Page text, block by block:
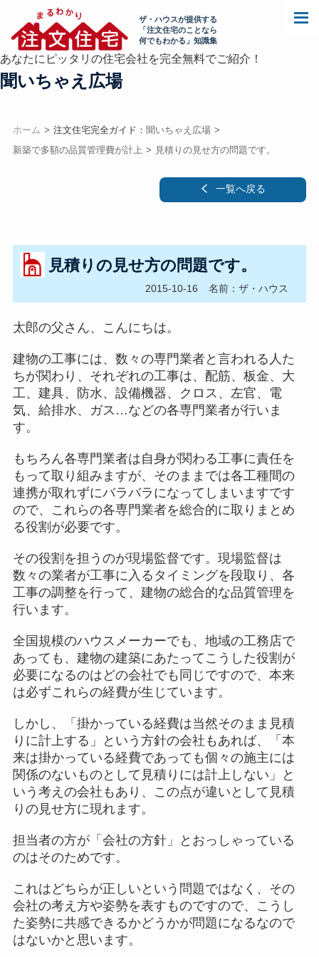
ザ・ハウスが提供する
「注文住宅のことなら
何でもわかる」知識集
あなたにピッタリの住宅会社を完全無料でご紹介！
聞いちゃえ広場
ホーム 注文住宅完全ガイド： 聞いちゃえ広場
新築で多額の品質管理費が計上
見積りの見せ方の問題です。
一覧へ戻る
見積りの見せ方の問題です。
2015-10-16 名前：ザ・ハウス
太郎の父さん、こんにちは。
建物の工事には、数々の専門業者と言われる人た
ちが関わり、それぞれの工事は、配筋、板金、大
工、建具、防水、設備機器、クロス、左官、電
気、給排水、ガス…などの各専門業者が行いま
す。
もちろん各専門業者は自身が関わる工事に責任を
もって取り組みますが、そのままでは各工種間の
連携が取れずにバラバラになってしまいますです
ので、これらの各専門業者を総合的に取りまとめ
る役割が必要です。
その役割を担うのが現場監督です。現場監督は
数々の業者が工事に入るタイミングを段取り、各
工事の調整を行って、建物の総合的な品質管理を
行います。
全国規模のハウスメーカーでも、地域の工務店で
あっても、建物の建築にあたってこうした役割が
必要になるのはどの会社でも同じですので、本来
は必ずこれらの経費が生じています。
しかし、「掛かっている経費は当然そのまま見積
りに計上する」という方針の会社もあれば、「本
来は掛かっている経費であっても個々の施主には
関係のないものとして見積りには計上しない」と
いう考えの会社もあり、この点が違いとして見積
りの見せ方に現れます。
担当者の方が「会社の方針」とおっしゃっている
のはそのためです。
これはどちらが正しいという問題ではなく、その
会社の考え方や姿勢を表すものですので、こうし
た姿勢に共感できるかどうかが問題になるなので
はないかと思います。